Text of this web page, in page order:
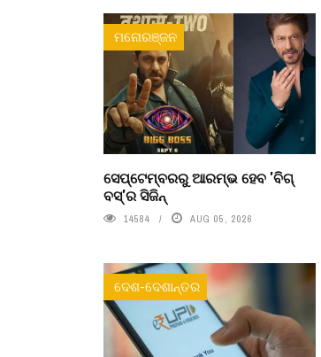
ମନୋରଞ୍ଜନ
ସେପ୍ଟେମ୍ବରରୁ ଆରମ୍ଭ ହେବ 'ବିଗ୍
ବସ୍'ର ସିଜିନ୍
14584 AUG 05, 2026
ଦେଶ-ଦେଶାନ୍ତର